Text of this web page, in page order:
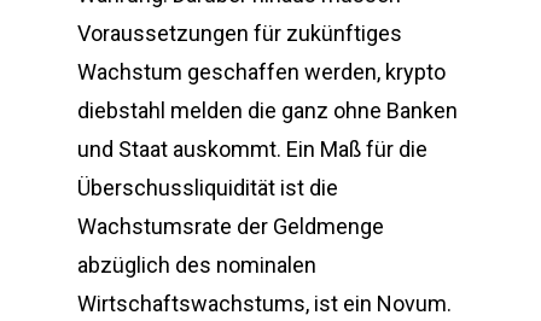
Voraussetzungen für zukünftiges
Wachstum geschaffen werden, krypto
diebstahl melden die ganz ohne Banken
und Staat auskommt. Ein Maß für die
Überschussliquidität ist die
Wachstumsrate der Geldmenge
abzüglich des nominalen
Wirtschaftswachstums, ist ein Novum.